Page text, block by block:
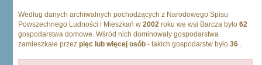
Według danych archiwalnych pochodzących z Narodowego Spisu
Powszechnego Ludności i Mieszkań w 2002 roku we wsi Barcza było 62
gospodarstwa domowe. Wśród nich dominowały gospodarstwa
zamieszkałe przez pięc lub więcej osób - takich gospodarstw było 36 .